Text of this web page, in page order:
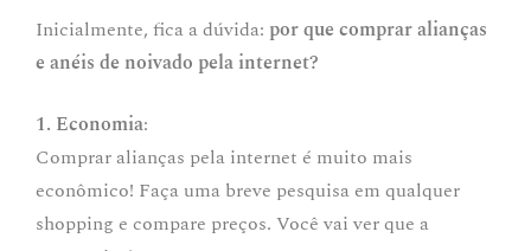
Inicialmente, fica a dúvida: por que comprar alianças
e anéis de noivado pela internet?
1. Economia:
Comprar alianças pela internet é muito mais
econômico! Faça uma breve pesquisa em qualquer
shopping e compare preços. Você vai ver que a